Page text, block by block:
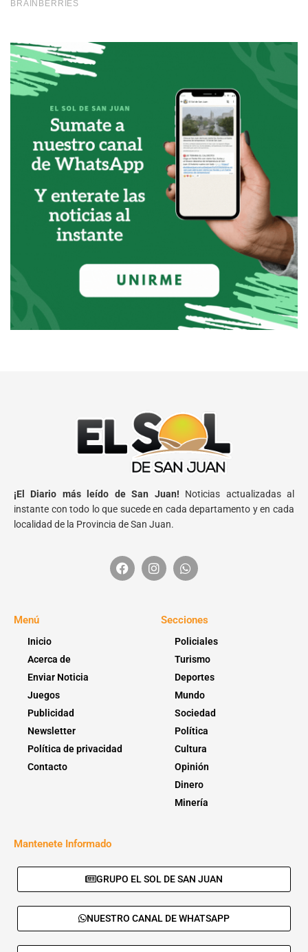
¡El Diario más leído de San Juan! Noticias actualizadas al
instante con todo lo que sucede en cada departamento y en cada
localidad de la Provincia de San Juan.
Menú
Inicio
Acerca de
Enviar Noticia
Juegos
Publicidad
Newsletter
Política de privacidad
Contacto
Secciones
Policiales
Turismo
Deportes
Mundo
Sociedad
Política
Cultura
Opinión
Dinero
Minería
Mantenete Informado
GRUPO EL SOL DE SAN JUAN
NUESTRO CANAL DE WHATSAPP